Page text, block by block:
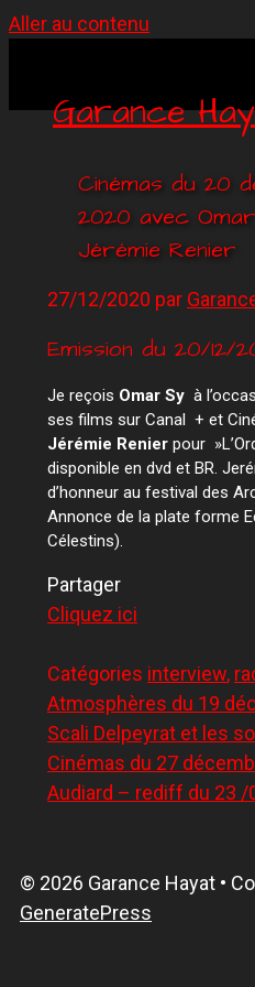
Aller au contenu
Garance
Cinémas du 20
2020 avec
Jérémie Renier
27/12/2020 par
Emission du 20/12/
Je reçois Omar Sy à
ses films sur Canal + et
Jérémie Renier pour
disponible en dvd et BR.
d’honneur au festival des
Annonce de la plate forme
Célestins).
Partager
Cliquez ici
Catégories interview,
Atmosphères du 19
Scali Delpeyrat et les
Cinémas du 27
Audiard – rediff du 23 /
© 2026 Garance Hayat •
GeneratePress